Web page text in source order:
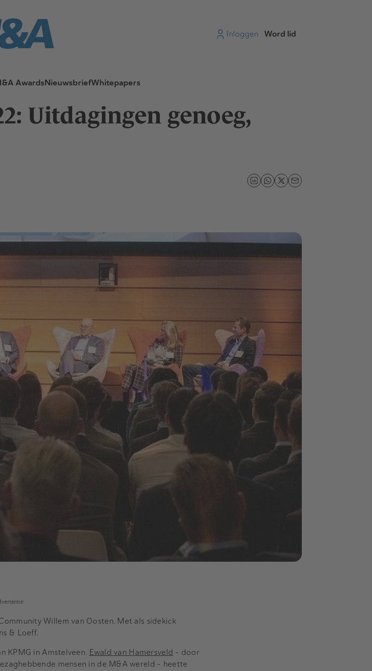
Inloggen Word lid
AwardsNieuwsbriefWhitepapers
Uitdagingen genoeg,
Willem van Oosten. Met als sidekick
& Loeff.
KPMG in Amstelveen. Ewald van Hamersveld – door
mensen in de M&A wereld – heette